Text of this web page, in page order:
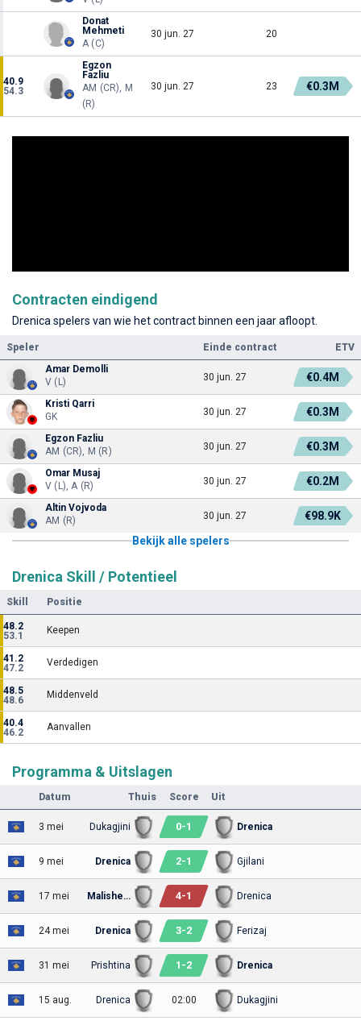
Donat
Mehmeti
A (C)
30 jun. 27 20
40.9
54.3
Egzon
Fazliu
AM (CR), M
(R)
30 jun. 27 23 €0.3M
Contracten eindigend
Drenica spelers van wie het contract binnen een jaar afloopt.
Speler Einde contract
ETV
Amar Demolli
V (L)
30 jun. 27 €0.4M
Kristi Qarri
GK
30 jun. 27 €0.3M
Egzon Fazliu
AM (CR), M (R)
30 jun. 27 €0.3M
Omar Musaj
V (L), A (R)
30 jun. 27 €0.2M
Altin Vojvoda
AM (R)
30 jun. 27
€98.9K
Bekijk alle spelers
Drenica Skill / Potentieel
Skill Positie
48.2
53.1
Keepen
41.2
47.2
Verdedigen
48.5
48.6
Middenveld
40.4
46.2
Aanvallen
Programma & Uitslagen
Datum Thuis Score Uit
3 mei Dukagjini 0-1 Drenica
9 mei Drenica 2-1 Gjilani
17 mei Malisheva 4-1 Drenica
24 mei Drenica 3-2 Ferizaj
31 mei Prishtina 1 -2 Drenica
15 aug. Drenica 02:00 Dukagjini